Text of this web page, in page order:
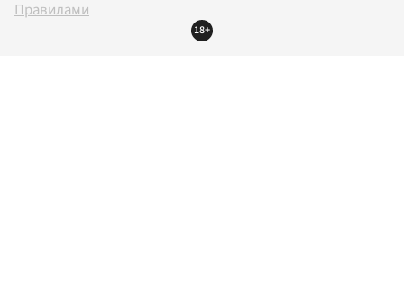
Правилами
18+